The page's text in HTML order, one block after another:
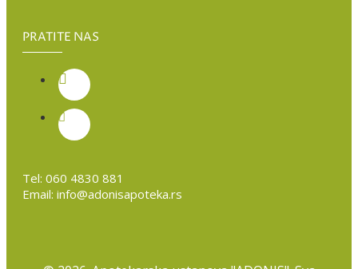
PRATITE NAS
Tel: 060 4830 881
Email: info@adonisapoteka.rs